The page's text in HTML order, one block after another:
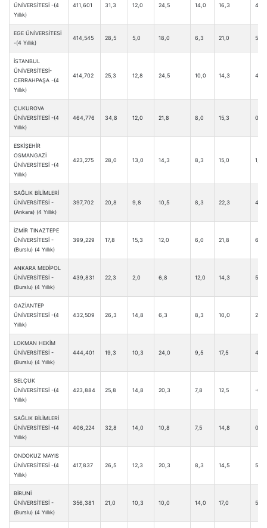
ÜNİVERSİTESİ -(4
Yıllık)
411,601 31,3 12,0 24,5 14,0 16,3 4,0
EGE ÜNİVERSİTESİ
-(4 Yıllık)
414,545 28,5 5,0 18,0 6,3 21,0 5,0
İSTANBUL
ÜNİVERSİTESİ-
CERRAHPAŞA -(4
Yıllık)
414,702 25,3 12,8 24,5 10,0 14,3 4,0
ÇUKUROVA
ÜNİVERSİTESİ -(4
Yıllık)
464,776 34,8 12,0 21,8 8,0 15,3 0,8
ESKİŞEHİR
OSMANGAZİ
ÜNİVERSİTESİ -(4
Yıllık)
423,275 28,0 13,0 14,3 8,3 15,0 1,0
SAĞLIK BİLİMLERİ
ÜNİVERSİTESİ -
(Ankara) (4 Yıllık)
397,702 20,8 9,8 10,5 8,3 22,3 4,8
İZMİR TINAZTEPE
ÜNİVERSİTESİ -
(Burslu) (4 Yıllık)
399,229 17,8 15,3 12,0 6,0 21,8 6,0
ANKARA MEDİPOL
ÜNİVERSİTESİ -
(Burslu) (4 Yıllık)
439,831 22,3 2,0 6,8 12,0 14,3 5,5
GAZİANTEP
ÜNİVERSİTESİ -(4
Yıllık)
432,509 26,3 14,8 6,3 8,3 10,0 2,0
LOKMAN HEKİM
ÜNİVERSİTESİ -
(Burslu) (4 Yıllık)
444,401 19,3 10,3 24,0 9,5 17,5 4,5
SELÇUK
ÜNİVERSİTESİ -(4
Yıllık)
423,884 25,8 14,8 20,3 7,8 12,5 -0,5
SAĞLIK BİLİMLERİ
ÜNİVERSİTESİ -(4
Yıllık)
406,224 32,8 14,0 10,8 7,5 14,8 0,5
ONDOKUZ MAYIS
ÜNİVERSİTESİ -(4
Yıllık)
417,837 26,5 12,3 20,3 8,3 14,5 5,8
BİRUNİ
ÜNİVERSİTESİ -
(Burslu) (4 Yıllık)
356,381 21,0 10,3 10,0 14,0 17,0 5,0